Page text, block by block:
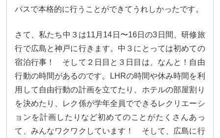
委員会活動・部活動 学校生活Q&A
生徒居住地・通学時間
進路・進学
大学合格実績
卒業生のメッセージ 卒業生の活躍
国際交流
パスで本格的に行うことができてうれしかったです。
さて、私たち中３は11月14日〜16日の3日間、研修旅
行で広島と神戸に行きます。中３にとっては初めての
宿泊行事！ そして２日目と３日目は、なんと！自由
行動の時間があるのです。LHRの時間や休み時間を利
用して自由行動の計画を立てたり、ホテルの部屋割り
を決めたり、レク係が学年全員でできるレクリエーシ
ョンを計画したりなど初めてのことがたくさんあっ
て、みんなワクワクしています！ そして、広島に行